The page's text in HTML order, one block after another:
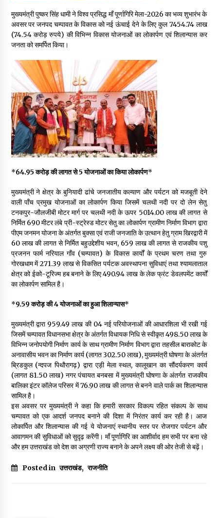
Thought Of The Day 13 May
May 13, 2022
Thought Of The Day 12 May
May 12, 2022
Thought Of The Day 11 May
May 11, 2022
Thought Of The Day 10 May
May 10, 2022
Thought Of The Day 9 May
May 9, 2022
मुख्यमंत्री पुष्कर सिंह धामी ने विश्व प्रसिद्ध माँ पूर्णागिरि मेला-2026 का भव्य शुभारंभ के
अवसर पर जनपद चम्पावत के विकास को नई ऊंचाई देने के लिए कुल 7454.74 लाख
(74.54 करोड़ रुपये) की विभिन्न विकास योजनाओं का लोकार्पण एवं शिलान्यास कर
जनता को समर्पित किया।
*₹64.95 करोड़ की लागत से 5 योजनाओं का किया लोकार्पण*
मुख्यमंत्री ने क्षेत्र के बुनियादी ढांचे जनजातीय कल्याण और पर्यटन को मजबूती देने
वाली पाँच प्रमुख योजनाओं का लोकार्पण किया जिसमें चलथी नदी पर दो लेन सेतु
टनकपुर-जौलजीबी मोटर मार्ग पर चलथी नदी के ऊपर ₹5014.00 लाख की लागत से
निर्मित 690 मीटर लंबे प्री-स्ट्रेस्ड मोटर सेतु का लोकार्पण ग्रामीण निर्माण विभाग द्वारा
पीएम जनमन योजना के अंतर्गत बुक्सा एवं राजी जनजाति के उत्थान हेतु ग्राम खिरद्वारी में
₹60 लाख की लागत से निर्मित बहुउद्देशीय भवन, ₹659 लाख की लागत से राजकीय पशु
प्रजनन फार्म नरियाल गाँव (चम्पावत) के विकास कार्यों के प्रथम चरण तथा गुरु
गोरखधाम में ₹271.39 लाख से विकसित पर्यटक अवस्थापना सुविधाएं तथा श्यामलाताल
क्षेत्र को ईको-टूरिज्म हब बनाने के लिए ₹490.94 लाख के लेक फ्रंट डेवलपमेंट कार्यों
का लोकार्पण सामिल है।
*₹9.59 करोड़ की 4 योजनाओं का हुआ शिलान्यास*
मुख्यमंत्री द्वारा 959.49 लाख की 04 नई परियोजनाओं की आधारशिला भी रखी गई
जिसमें चम्पावत विधानसभा क्षेत्र के अंतर्गत विधायक निधि से स्वीकृत ₹498.50 लाख के
विभिन्न जनोपयोगी निर्माण कार्य के साथ ग्रामीण निर्माण विभाग द्वारा तहसील बाराकोट के
अनावासीय भवन का निर्माण कार्य (लागत ₹302.50 लाख), मुख्यमंत्री घोषणा के अंतर्गत
ब्रिडकुल (न्दपज पिथौरागढ़) द्वारा एड़ी मेला स्थल, कालूखान का सौंदर्यकरण कार्य
(लागत ₹81.50 लाख) नगर पंचायत बनबसा में मुख्यमंत्री घोषणा के अंतर्गत राजकीय
बालिका इंटर कॉलेज परिसर में ₹76.90 लाख की लागत से बनने वाले पार्क का शिलान्यास
सामिल है।
इस अवसर पर मुख्यमंत्री ने कहा कि हमारी सरकार विकल्प रहित संकल्प के साथ
चम्पावत को एक आदर्श जनपद बनाने की दिशा में निरंतर कार्य कर रही है। आज
लोकार्पित और शिलान्यास की गई ये योजनाएं स्थानीय स्तर पर रोजगार पर्यटन और
आवागमन की सुविधाओं को सुदृढ़ करेंगी। माँ पूर्णागिरि का आशीर्वाद हम सभी पर बना रहे
और हम उत्तराखंड को देश का अग्रणी राज्य बनाने के अपने लक्ष्य की ओर तेजी से बढ़ें।
Posted in उत्तराखंड, राजनीति